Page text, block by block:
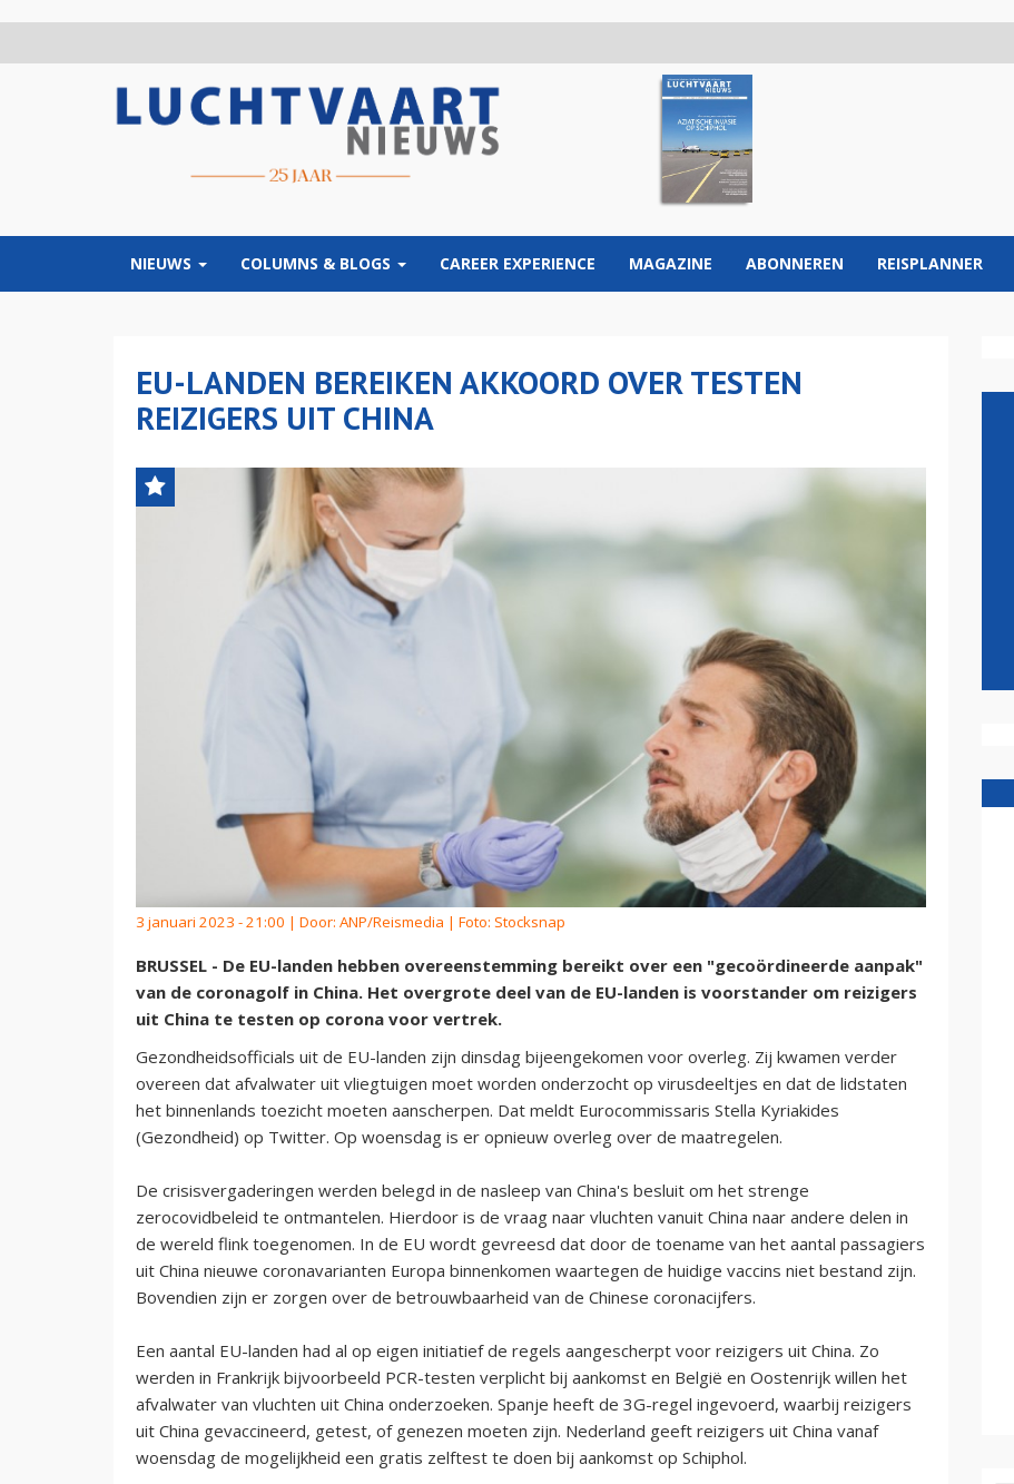
NIEUWS COLUMNS & BLOGS CAREER EXPERIENCE MAGAZINE ABONNEREN REISPLANNER
EU-LANDEN BEREIKEN AKKOORD OVER TESTEN
REIZIGERS UIT CHINA
3 januari 2023 - 21:00 | Door: ANP/Reismedia | Foto: Stocksnap
BRUSSEL - De EU-landen hebben overeenstemming bereikt over een "gecoördineerde aanpak"
van de coronagolf in China. Het overgrote deel van de EU-landen is voorstander om reizigers
uit China te testen op corona voor vertrek.
Gezondheidsofficials uit de EU-landen zijn dinsdag bijeengekomen voor overleg. Zij kwamen verder
overeen dat afvalwater uit vliegtuigen moet worden onderzocht op virusdeeltjes en dat de lidstaten
het binnenlands toezicht moeten aanscherpen. Dat meldt Eurocommissaris Stella Kyriakides
(Gezondheid) op Twitter. Op woensdag is er opnieuw overleg over de maatregelen.
De crisisvergaderingen werden belegd in de nasleep van China's besluit om het strenge
zerocovidbeleid te ontmantelen. Hierdoor is de vraag naar vluchten vanuit China naar andere delen in
de wereld flink toegenomen. In de EU wordt gevreesd dat door de toename van het aantal passagiers
uit China nieuwe coronavarianten Europa binnenkomen waartegen de huidige vaccins niet bestand zijn.
Bovendien zijn er zorgen over de betrouwbaarheid van de Chinese coronacijfers.
Een aantal EU-landen had al op eigen initiatief de regels aangescherpt voor reizigers uit China. Zo
werden in Frankrijk bijvoorbeeld PCR-testen verplicht bij aankomst en België en Oostenrijk willen het
afvalwater van vluchten uit China onderzoeken. Spanje heeft de 3G-regel ingevoerd, waarbij reizigers
uit China gevaccineerd, getest, of genezen moeten zijn. Nederland geeft reizigers uit China vanaf
woensdag de mogelijkheid een gratis zelftest te doen bij aankomst op Schiphol.